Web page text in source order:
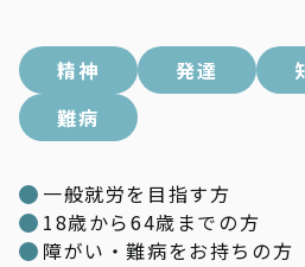
精神 発達
難病
一般就労を目指す方
18歳から64歳までの方
障がい・難病をお持ちの方